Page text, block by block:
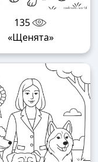
135
«Щенята»